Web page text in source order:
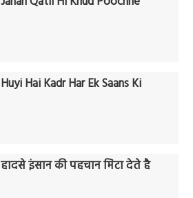
Huyi Hai Kadr Har Ek Saans Ki
हादसे इंसान की पहचान मिटा देते है